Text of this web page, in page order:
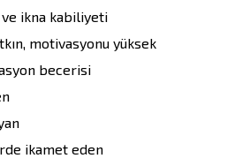
ikna kabiliyeti
motivasyonu yüksek
becerisi
ikamet eden